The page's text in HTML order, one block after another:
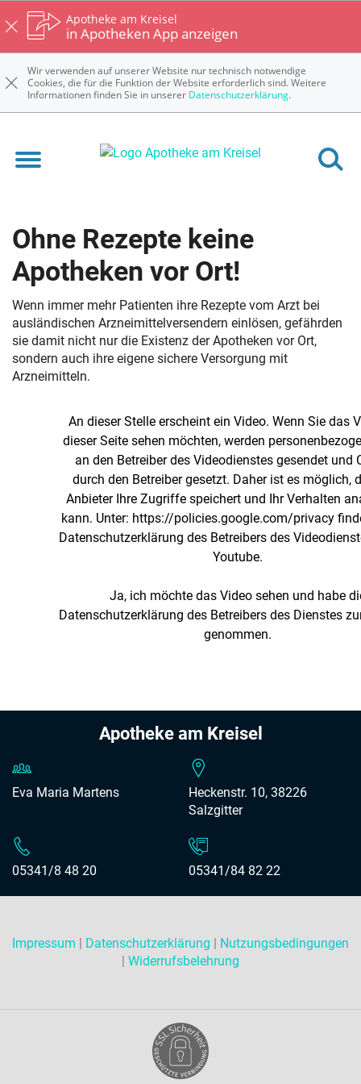
Apotheke am Kreisel
in Apotheken App anzeigen
Wir verwenden auf unserer Website nur technisch notwendige
Cookies, die für die Funktion der Website erforderlich sind. Weitere
Informationen finden Sie in unserer Datenschutzerklärung.
Ohne Rezepte keine
Apotheken vor Ort!
Wenn immer mehr Patienten ihre Rezepte vom Arzt bei
ausländischen Arzneimittelversendern einlösen, gefährden
sie damit nicht nur die Existenz der Apotheken vor Ort,
sondern auch ihre eigene sichere Versorgung mit
Arzneimitteln.
An dieser Stelle erscheint ein Video. Wenn Sie das
dieser Seite sehen möchten, werden
an den Betreiber des Videodienstes gesendet und
durch den Betreiber gesetzt. Daher ist es möglich,
Anbieter Ihre Zugriffe speichert und Ihr Verhalten
kann. Unter: https://policies.google.com/privacy
Datenschutzerklärung des Betreibers des
Youtube.
Ja, ich möchte das Video sehen und habe
Datenschutzerklärung des Betreibers des Dienstes
genommen.
Apotheke am Kreisel
Eva Maria Martens
Heckenstr. 10, 38226
Salzgitter
05341/8 48 20 05341/84 82 22
Impressum | Datenschutzerklärung | Nutzungsbedingungen
| Widerrufsbelehrung